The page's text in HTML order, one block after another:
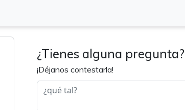
¿Tienes alguna pregunta?
¡Déjanos contestarla!